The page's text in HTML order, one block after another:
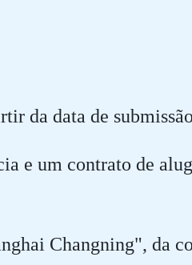
da data de
e um contrato de
Changning", da